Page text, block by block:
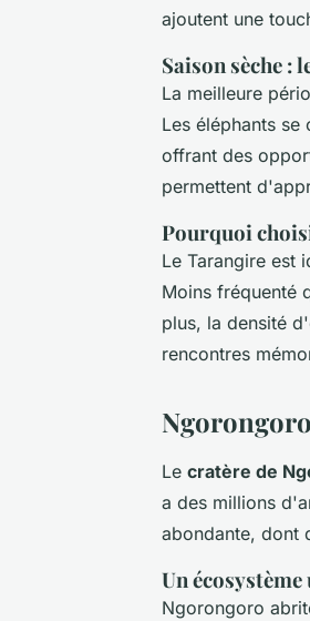
ajoutent une
Saison sèche
La meilleure
Les éléphants
offrant des
permettent
Pourquoi
Le Tarangire est
Moins fréquenté
plus, la densité
rencontres
Le cratère de
a des millions
abondante, dont
Un
Ngorongoro